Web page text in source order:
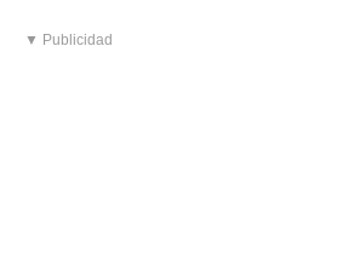
▼ Publicidad